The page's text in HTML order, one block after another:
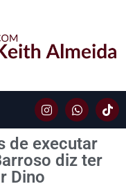
de executar
diz ter
Dino